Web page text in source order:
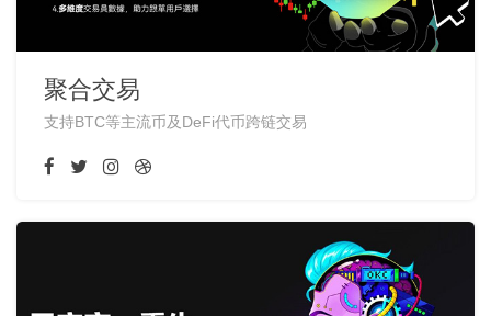
聚合交易
支持BTC等主流币及DeFi代币跨链交易